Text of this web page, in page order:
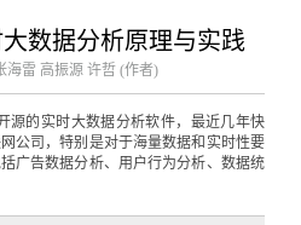
数据分析原理与实践
海雷 高振源 许哲 (作者)
源的实时大数据分析软件，最近几年快
公司，特别是对于海量数据和实时性要
广告数据分析、用户行为分析、数据统